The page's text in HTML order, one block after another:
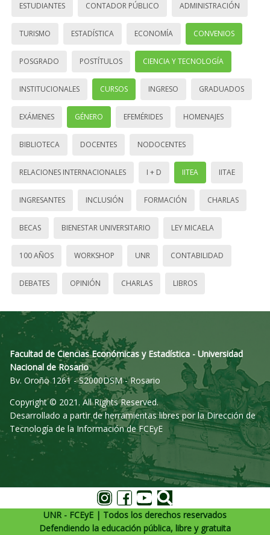
ESTUDIANTES CONTADOR PÚBLICO ADMINISTRACIÓN
TURISMO ESTADÍSTICA ECONOMÍA CONVENIOS
POSGRADO POSTÍTULOS CIENCIA Y TECNOLOGÍA
INSTITUCIONALES CURSOS INGRESO GRADUADOS
EXÁMENES GÉNERO EFEMÉRIDES HOMENAJES
BIBLIOTECA DOCENTES NODOCENTES
RELACIONES INTERNACIONALES I + D IITEA IITAE
INGRESANTES INCLUSIÓN FORMACIÓN CHARLAS
BECAS BIENESTAR UNIVERSITARIO LEY MICAELA
100 AÑOS WORKSHOP UNR CONTABILIDAD
DEBATES OPINIÓN CHARLAS LIBROS
Facultad de Ciencias Económicas y Estadística - Universidad
Nacional de Rosario
Bv. Oroño 1261 - S2000DSM - Rosario
Copyright © 2021. All Rights Reserved.
Desarrollado a partir de herramientas libres por la Dirección de
Tecnología de la Información de FCEyE
UNR - FCEyE | Todos los derechos reservados
Defendiendo la educación pública, libre y gratuita